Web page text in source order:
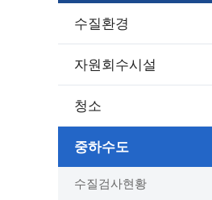
고시/공고/입법예고
행사ㆍ축제
보도자료
보도자료(2021.4월이전)
종합민원실 안내도
종합민원상담센터
민원상담전화
어디서나 민원
민원 제증명 수수료 면제사항
행정처리기준편람
행정정보공동이용
광명일자리센터
단원소개
예술/공연단체
영화상영관 현황
출판사 및 인쇄소 현황
박물관/미술관 현황
수질환경
자원회수시설
청소
중하수도
수질검사현황